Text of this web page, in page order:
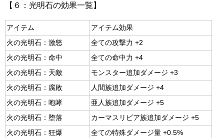
【６：光明石の効果一覧】
アイテム
アイテム効果
火の光明石：激怒
全ての攻撃力 +2
火の光明石：命中
全ての命中力 +4
火の光明石：天敵
モンスター追加ダメージ +3
火の光明石：腐敗
人間族追加ダメージ +4
火の光明石：咆哮
亜人族追加ダメージ +5
火の光明石：堕落
カーマスリビア族追加ダメージ +5
火の光明石：狂爆
全ての特殊ダメージ量 +0.5%